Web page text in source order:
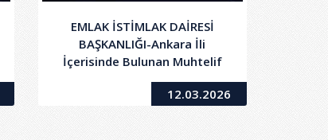
EMLAK İSTİMLAK DAİRESİ
BAŞKANLIĞI-Ankara İli
İçerisinde Bulunan Muhtelif
Taşınmazların Kiralanma İşi
12.03.2026